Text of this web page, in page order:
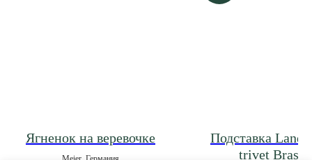
Ягненок на веревочке
Подставка Lands
trivet Brass